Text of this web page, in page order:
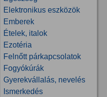
Elektronikus eszközök
Emberek
Ételek, italok
Ezotéria
Felnőtt párkapcsolatok
Fogyókúrák
Gyerekvállalás, nevelés
Ismerkedés